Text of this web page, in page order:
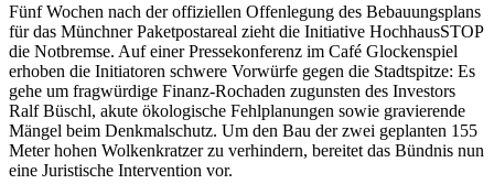
Fünf Wochen nach der offiziellen Offenlegung des Bebauungsplans
für das Münchner Paketpostareal zieht die Initiative HochhausSTOP
die Notbremse. Auf einer Pressekonferenz im Café Glockenspiel
erhoben die Initiatoren schwere Vorwürfe gegen die Stadtspitze: Es
gehe um fragwürdige Finanz-Rochaden zugunsten des Investors
Ralf Büschl, akute ökologische Fehlplanungen sowie gravierende
Mängel beim Denkmalschutz. Um den Bau der zwei geplanten 155
Meter hohen Wolkenkratzer zu verhindern, bereitet das Bündnis nun
eine Juristische Intervention vor.